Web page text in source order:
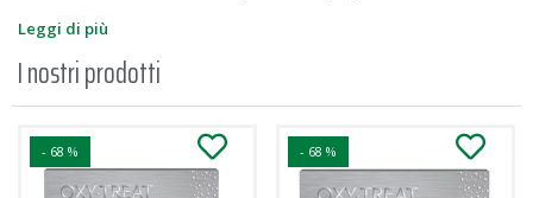
Leggi di più
I nostri prodotti
- 68 % - 68 %